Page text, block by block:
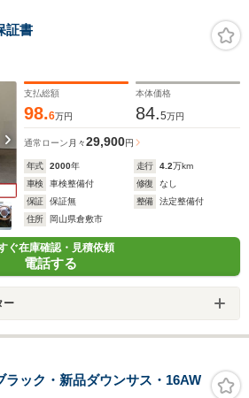
書
支払総額
98.6万円
本体価格
84.5万円
通常ローン 月々29,900円
年式 2000年 走行 4.2万km
車検
車検整備付 修復
なし
保証
保証無 整備
法定整備付
住所
岡山県倉敷市
ぐ在庫確認・見積依頼
電話する
ー
ック・新品ダウンサス・16AW